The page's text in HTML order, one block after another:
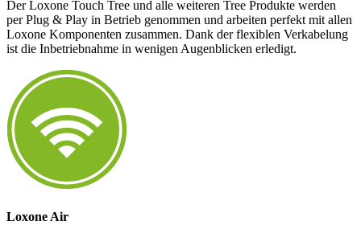
Der Loxone Touch Tree und alle weiteren Tree Produkte werden
per Plug & Play in Betrieb genommen und arbeiten perfekt mit allen
Loxone Komponenten zusammen. Dank der flexiblen Verkabelung
ist die Inbetriebnahme in wenigen Augenblicken erledigt.
Loxone Air